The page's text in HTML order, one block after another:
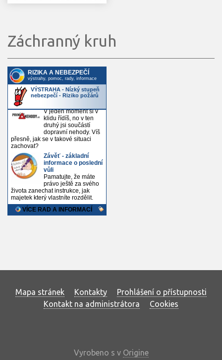
Záchranný kruh
Mapa stránek Kontakty
Prohlášení o přístupnosti
Kontakt na administrátora
Cookies
Vyrobeno s v Origine